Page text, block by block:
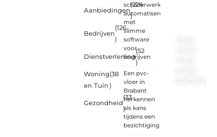
Aanbiedingen
(224
)
Bedrijven
(126
)
Dienstverlening
(52
)
Woning
en Tuin
(38
)
Gezondheid
(33
)
schilderwerk
automatiseren
met
slimme
software
voor
bedrijven
Een pvc-
vloer in
Brabant
herkennen
als kans
tijdens een
bezichtiging